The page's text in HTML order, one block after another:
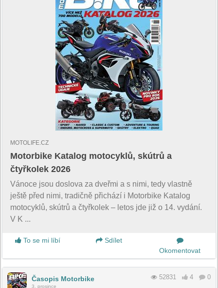
MOTOLIFE.CZ
Motorbike Katalog motocyklů, skútrů a
čtyřkolek 2026
Vánoce jsou doslova za dveřmi a s nimi, tedy vlastně
ještě před nimi, tradičně přichází i Motorbike Katalog
motocyklů, skútrů a čtyřkolek – letos jde již o 14. vydání.
V K ...
To se mi líbí
Sdílet
Okomentovat
Časopis Motorbike
3. prosince
52831 4 0